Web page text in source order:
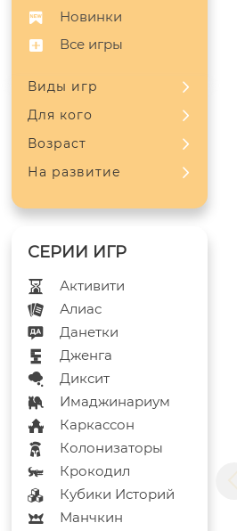
Новинки
Все игры
Виды игр
Для кого
Возраст
На развитие
Активити
Алиас
Данетки
Дженга
Диксит
Имаджинариум
Каркассон
Колонизаторы
Крокодил
Кубики Историй
Манчкин